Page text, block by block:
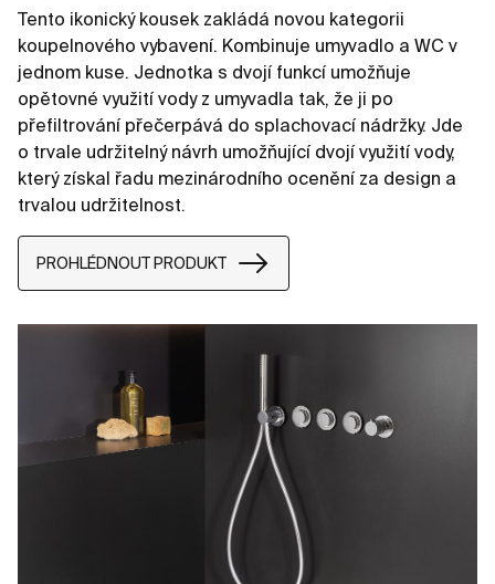
Tento ikonický kousek zakládá novou kategorii
koupelnového vybavení. Kombinuje umyvadlo a WC v
jednom kuse. Jednotka s dvojí funkcí umožňuje
opětovné využití vody z umyvadla tak, že ji po
přefiltrování přečerpává do splachovací nádržky. Jde
o trvale udržitelný návrh umožňující dvojí využití vody,
který získal řadu mezinárodního ocenění za design a
trvalou udržitelnost.
PROHLÉDNOUT PRODUKT